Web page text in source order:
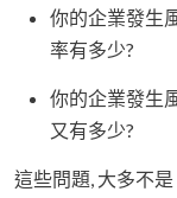
你的企業發生
率有多少?
你的企業發生
又有多少?
這些問題, 大多不